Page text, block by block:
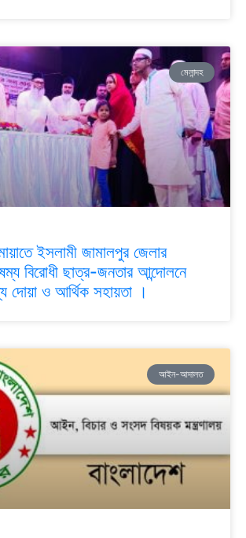
মেলান্দহ
ইসলামী জামালপুর জেলার
বিরোধী ছাত্র-জনতার আন্দোলনে
দোয়া ও আর্থিক সহায়তা ।
আইন-আদালত